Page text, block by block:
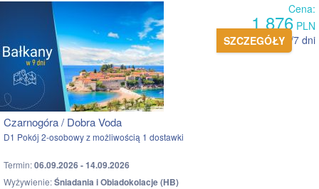
Cena:
1 876 PLN
pokój 2 os. /7 dni
SZCZEGÓŁY
Czarnogóra / Dobra Voda
D1 Pokój 2-osobowy z możliwością 1 dostawki
Termin:06.09.2026 - 14.09.2026
Wyżywienie:Śniadania i Obiadokolacje (HB)